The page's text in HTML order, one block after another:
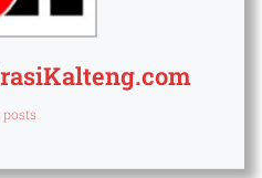
posts